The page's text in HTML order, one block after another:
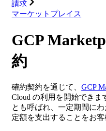
請求
マーケットプレイス
GCP
約
確約契約を通じて、 GCP
Cloud の利用を開始できま
とも呼ばれ、一定期間にわ
定額を支出することをお